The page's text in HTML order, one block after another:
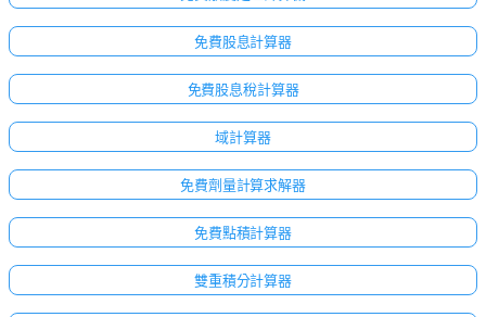
免費股息計算器
免費股息稅計算器
域計算器
免費劑量計算求解器
免費點積計算器
雙重積分計算器